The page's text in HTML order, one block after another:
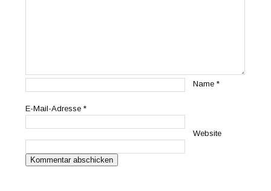
Name*
E-Mail-Adresse*
Website